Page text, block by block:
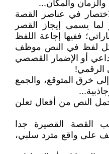
في عناصر القصة
لما يسمى إيجاز القصر
ففيها إجاعة اللفظ
لفظ في النص موظف
أو الإضمار القصصي
الرقمي!
خرق المتوقع، والجمع
النص من أفعال تعلن
القصة القصيرة جدا
على واقع مترد سلبي،